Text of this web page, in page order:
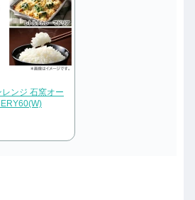
ンジ 石窯オー